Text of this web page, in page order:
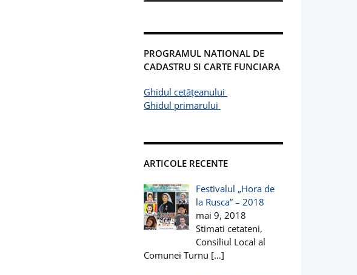
PROGRAMUL NATIONAL DE
CADASTRU SI CARTE FUNCIARA
Ghidul cetățeanului
Ghidul primarului
ARTICOLE RECENTE
Festivalul „Hora de
la Rusca” – 2018
mai 9, 2018
Stimati cetateni,
Consiliul Local al
Comunei Turnu […]